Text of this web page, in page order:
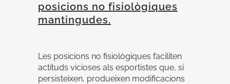
posicions no fisiològiques
mantingudes.
Les posicions no fisiològiques faciliten
actituds vicioses als esportistes que, si
persisteixen, produeixen modificacions